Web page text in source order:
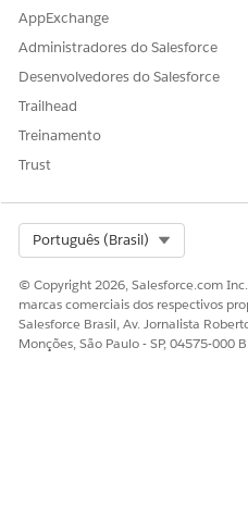
AppExchange
Administradores do Salesforce
Desenvolvedores do Salesforce
Trailhead
Treinamento
Trust
Português (Brasil)
© Copyright 2026, Salesforce.com
marcas comerciais dos respectivos
Salesforce Brasil, Av. Jornalista
Monções, São Paulo - SP, 04575-000